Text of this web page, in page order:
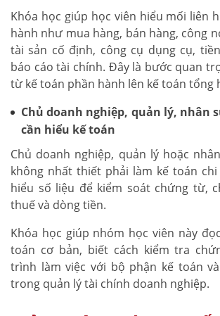
Khóa học giúp học viên hiểu mối liên
hành như mua hàng, bán hàng, công
tài sản cố định, công cụ dụng cụ,
báo cáo tài chính. Đây là bước quan
từ kế toán phần hành lên kế toán tổng
Chủ doanh nghiệp, quản lý, nhân
cần hiểu kế toán
Chủ doanh nghiệp, quản lý hoặc
không nhất thiết phải làm kế toán
hiểu số liệu để kiểm soát chứng từ,
thuế và dòng tiền.
Khóa học giúp nhóm học viên này
toán cơ bản, biết cách kiểm tra
trình làm việc với bộ phận kế toán
trong quản lý tài chính doanh nghiệp.